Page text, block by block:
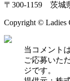
〒300-1159 茨城
Copyright © Ladies
当コメント
ご応募いた
ジです。